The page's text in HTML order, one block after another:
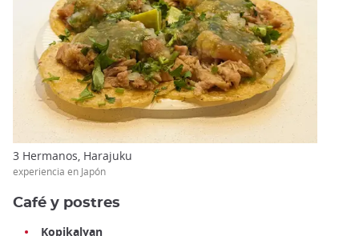
3 Hermanos, Harajuku
experiencia en Japón
Café y postres
Kopikalyan